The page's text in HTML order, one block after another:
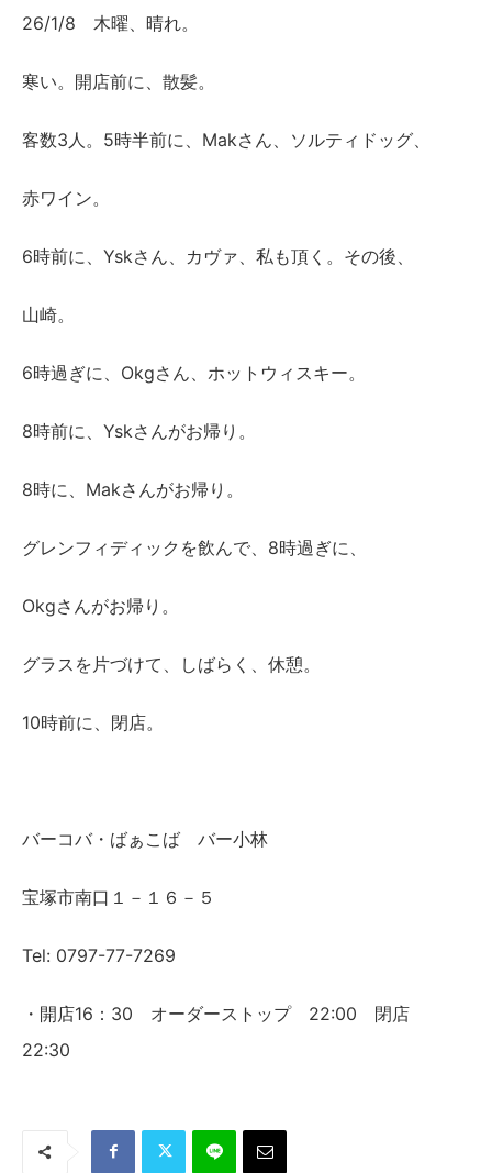
26/1/8 木曜、晴れ。
寒い。開店前に、散髪。
客数3人。5時半前に、Makさん、ソルティドッグ、
赤ワイン。
6時前に、Yskさん、カヴァ、私も頂く。その後、
山崎。
6時過ぎに、Okgさん、ホットウィスキー。
8時前に、Yskさんがお帰り。
8時に、Makさんがお帰り。
グレンフィディックを飲んで、8時過ぎに、
Okgさんがお帰り。
グラスを片づけて、しばらく、休憩。
10時前に、閉店。
バーコバ・ばぁこば バー小林
宝塚市南口１－１６－５
Tel: 0797-77-7269
・開店16：30 オーダーストップ 22:00 閉店
22:30